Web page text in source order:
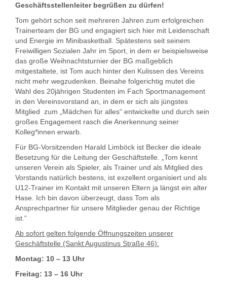
Geschäftsstellenleiter begrüßen zu dürfen!
Tom gehört schon seit mehreren Jahren zum erfolgreichen
Trainerteam der BG und engagiert sich hier mit Leidenschaft
und Energie im Minibasketball. Spätestens seit seinem
Freiwilligen Sozialen Jahr im Sport, in dem er beispielsweise
das große Weihnachtsturnier der BG maßgeblich
mitgestaltete, ist Tom auch hinter den Kulissen des Vereins
nicht mehr wegzudenken. Beinahe folgerichtig mutet die
Wahl des 20jährigen Studenten im Fach Sportmanagement
in den Vereinsvorstand an, in dem er sich als jüngstes
Mitglied zum „Mädchen für alles“ entwickelte und durch sein
großes Engagement rasch die Anerkennung seiner
Kolleg*innen erwarb.
Für BG-Vorsitzenden Harald Limböck ist Becker die ideale
Besetzung für die Leitung der Geschäftstelle. „Tom kennt
unseren Verein als Spieler, als Trainer und als Mitglied des
Vorstands natürlich bestens, ist exzellent organisiert und als
U12-Trainer im Kontakt mit unseren Eltern ja längst ein alter
Hase. Ich bin davon überzeugt, dass Tom als
Ansprechpartner für unsere Mitglieder genau der Richtige
ist.“
Ab sofort gelten folgende Öffnungszeiten unserer
Geschäftstelle (Sankt Augustinus Straße 46):
Montag: 10 – 13 Uhr
Freitag: 13 – 16 Uhr